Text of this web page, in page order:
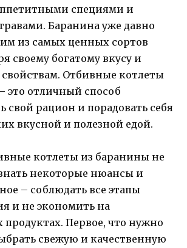
специями и
Баранина уже давно
из самых ценных сортов
своему богатому вкусу и
Отбивные котлеты
это отличный способ
свой рацион и порадовать себя
вкусной и полезной едой.
котлеты из баранины не
некоторые нюансы и
– соблюдать все этапы
и не экономить на
продуктах. Первое, что нужно
свежую и качественную